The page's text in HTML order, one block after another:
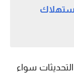
سواء